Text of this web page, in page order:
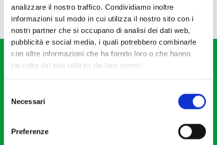
analizzare il nostro traffico. Condividiamo inoltre
informazioni sul modo in cui utilizza il nostro sito con i
nostri partner che si occupano di analisi dei dati web,
pubblicità e social media, i quali potrebbero combinarle
con altre informazioni che ha fornito loro o che hanno
raccolto dal suo utilizzo dei loro servizi.
delNecessari
Preferenze
20121 Milano